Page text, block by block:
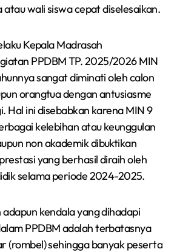
wali siswa cepat diselesaikan.
Kepala Madrasah
PPDBM TP. 2025/2026 MIN
sangat diminati oleh calon
orangtua dengan antusiasme
Hal ini disebabkan karena MIN 9
kelebihan atau keunggulan
non akademik dibuktikan
yang berhasil diraih oleh
selama periode 2024-2025.
kendala yang dihadapi
PPDBM adalah terbatasnya
(rombel) sehingga banyak peserta